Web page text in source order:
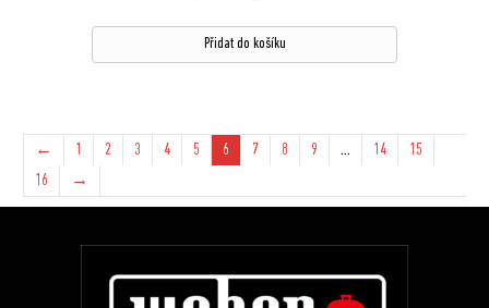
Přidat do košíku
← 1 2 3 4 5 6 7 8 9 … 14
15
16
→